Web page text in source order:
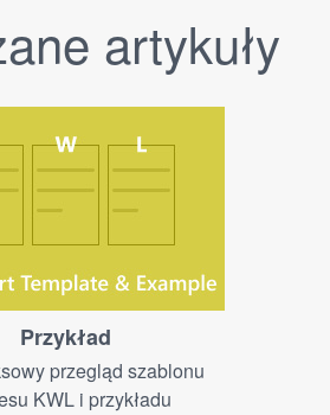
artykuły
Przykład
przegląd szablonu
KWL i przykładu